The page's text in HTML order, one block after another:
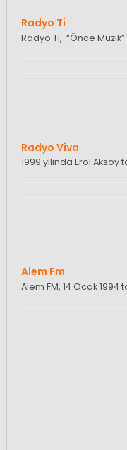
Radyo Ti
Radyo Ti, “Önce
Radyo Viva
1999 yılında Erol
Alem Fm
Alem FM, 14 Ocak